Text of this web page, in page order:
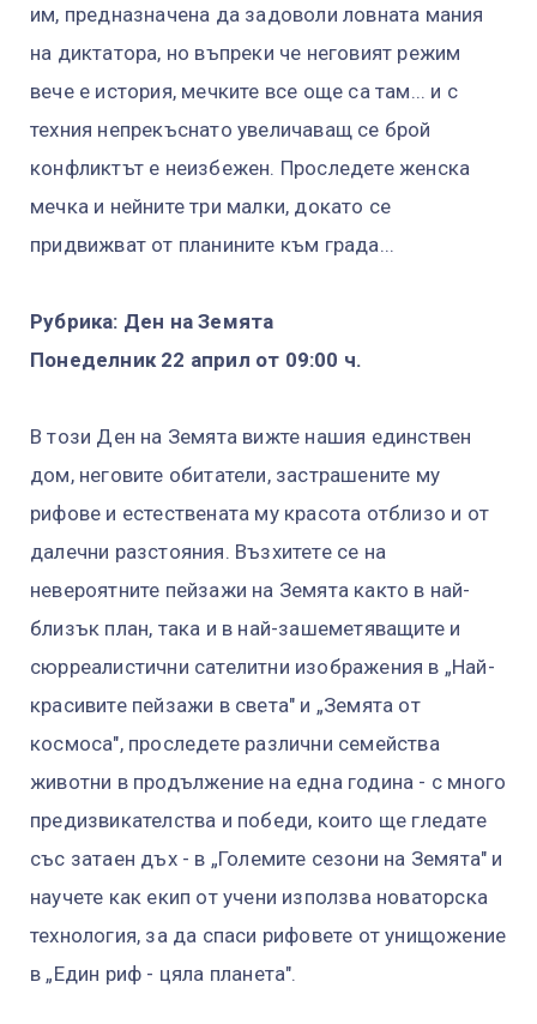
им, предназначена да задоволи ловната мания
на диктатора, но въпреки че неговият режим
вече е история, мечките все още са там... и с
техния непрекъснато увеличаващ се брой
конфликтът е неизбежен. Проследете женска
мечка и нейните три малки, докато се
придвижват от планините към града...
Рубрика: Ден на Земята
Понеделник 22 април от 09:00 ч.
В този Ден на Земята вижте нашия единствен
дом, неговите обитатели, застрашените му
рифове и естествената му красота отблизо и от
далечни разстояния. Възхитете се на
невероятните пейзажи на Земята както в най-
близък план, така и в най-зашеметяващите и
сюрреалистични сателитни изображения в „Най-
красивите пейзажи в света" и „Земята от
космоса", проследете различни семейства
животни в продължение на една година - с много
предизвикателства и победи, които ще гледате
със затаен дъх - в „Големите сезони на Земята" и
научете как екип от учени използва новаторска
технология, за да спаси рифовете от унищожение
в „Един риф - цяла планета".